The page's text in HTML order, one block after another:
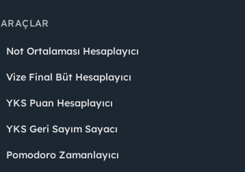
ARAÇLAR
Not Ortalaması Hesaplayıcı
Vize Final Büt Hesaplayıcı
YKS Puan Hesaplayıcı
YKS Geri Sayım Sayacı
Pomodoro Zamanlayıcı